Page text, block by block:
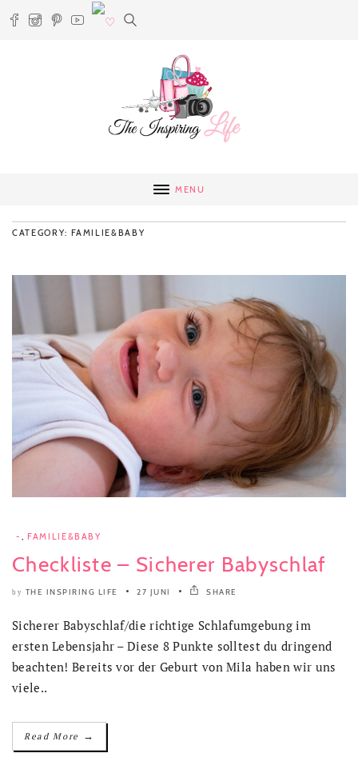
MENU
CATEGORY: FAMILIE&BABY
- , FAMILIE&BABY
Checkliste – Sicherer Babyschlaf
by THE INSPIRING LIFE 27 JUNI SHARE
Sicherer Babyschlaf/die richtige Schlafumgebung im
ersten Lebensjahr – Diese 8 Punkte solltest du dringend
beachten! Bereits vor der Geburt von Mila haben wir uns
viele..
Read More →